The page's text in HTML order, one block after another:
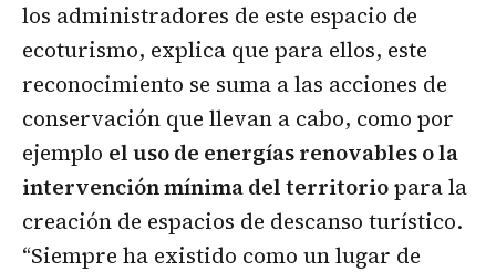
los administradores de este espacio de
ecoturismo, explica que para ellos, este
reconocimiento se suma a las acciones de
conservación que llevan a cabo, como por
ejemplo el uso de energías renovables o la
intervención mínima del territoriopara la
creación de espacios de descanso turístico.
“Siempre ha existido como un lugar de